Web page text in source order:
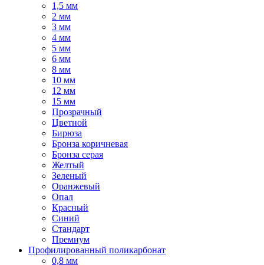
1,5 мм
2 мм
3 мм
4 мм
5 мм
6 мм
8 мм
10 мм
12 мм
15 мм
Прозрачный
Цветной
Бирюза
Бронза коричневая
Бронза серая
Желтый
Зеленый
Оранжевый
Опал
Красный
Синий
Стандарт
Премиум
Профилированный поликарбонат
0,8 мм